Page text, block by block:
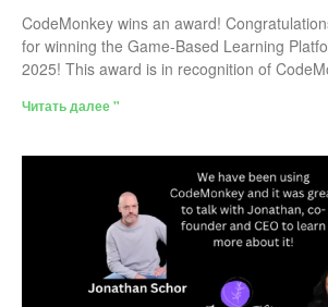
CodeMonkey wins an award!
for winning the Game-Based Learning
2025! This award is in recognition of
Читать далее "